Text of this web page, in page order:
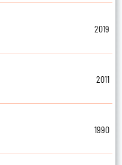
2019
2011
1990